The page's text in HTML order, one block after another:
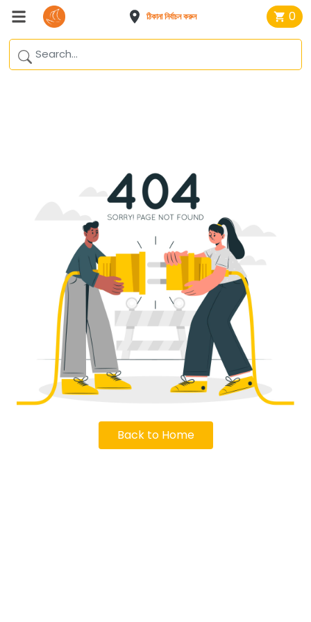
ঠিকানা নির্বাচন করুন 0
Back to Home